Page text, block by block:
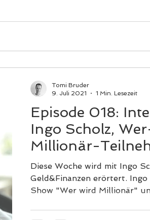
Episode 018:
Ingo Scholz,
Millionär-
Diese Woche wird mit Ingo
Geld&Finanzen erörtert.
Show "Wer wird Millionär"
Tomi Bruder
9. Juli 2021
1 Min. Lesezeit